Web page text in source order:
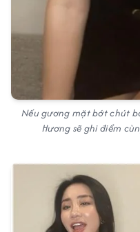
Nếu gương mặt bớt chút
Hương sẽ ghi điểm